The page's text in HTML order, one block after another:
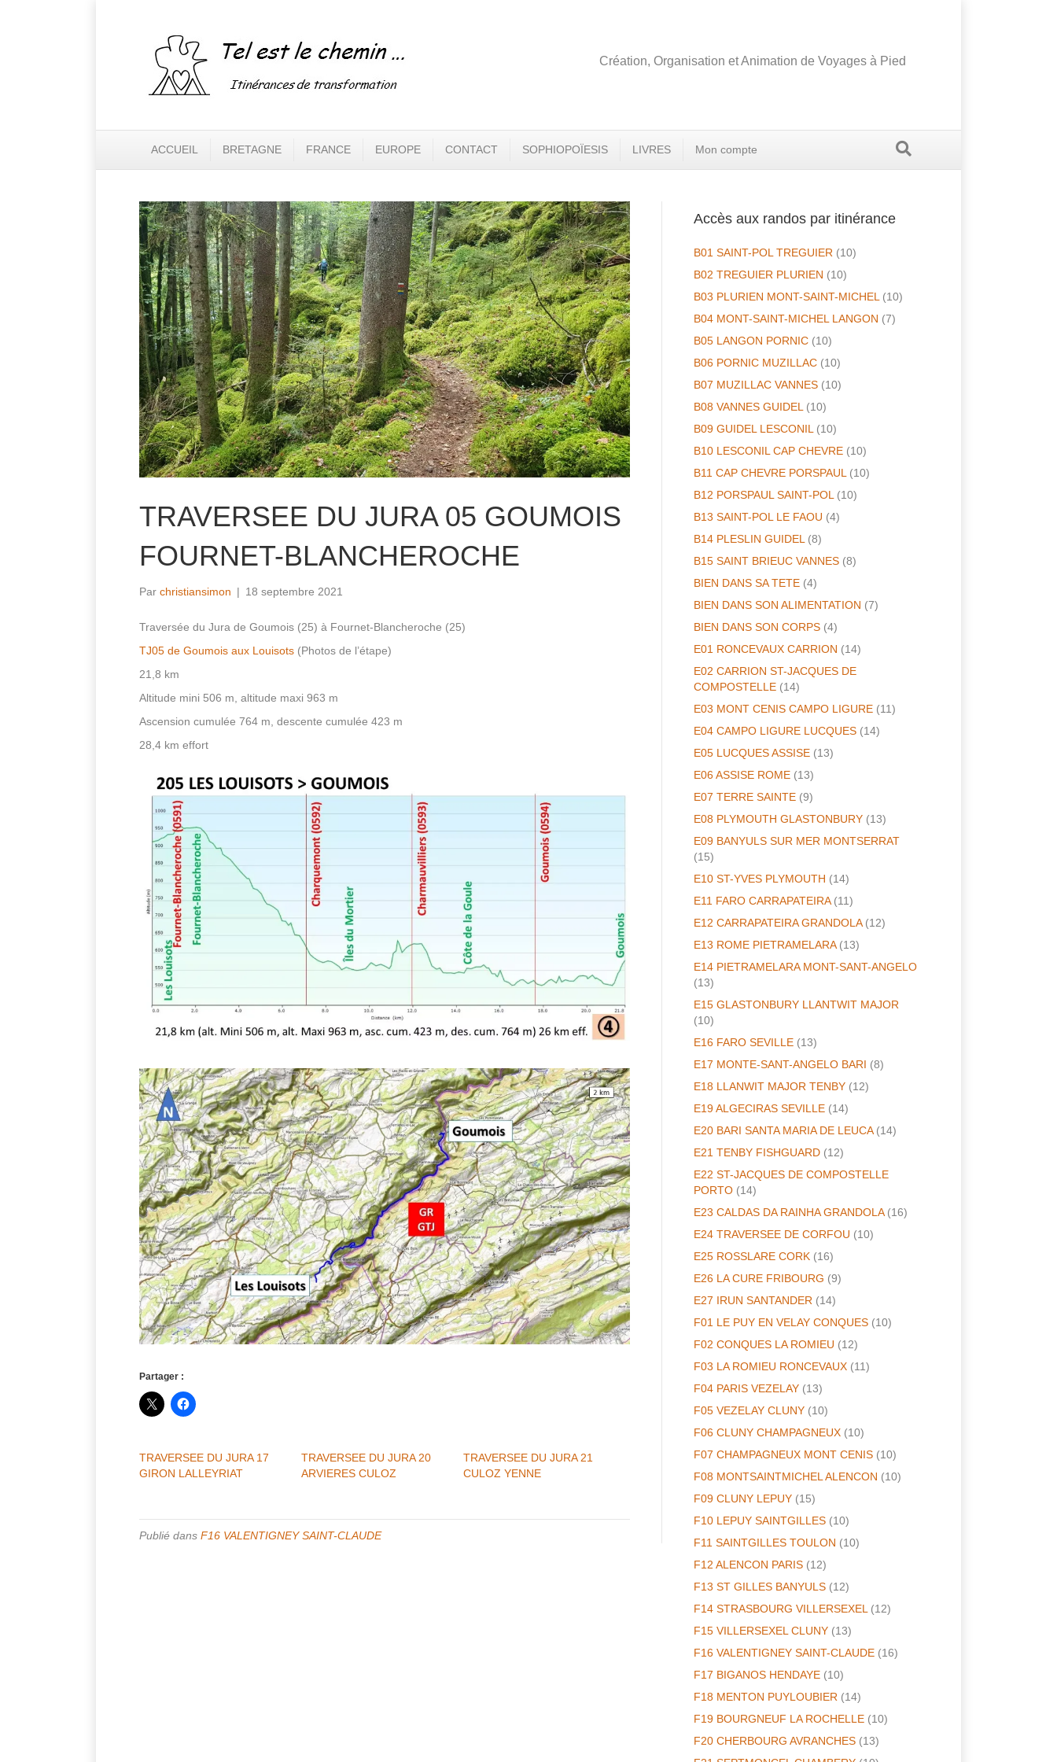
Création, Organisation et Animation de Voyages à Pied
ACCUEIL BRETAGNE FRANCE EUROPE CONTACT SOPHIOPOÏESIS LIVRES Mon compte
TRAVERSEE DU JURA 05 GOUMOIS
FOURNET-BLANCHEROCHE
Par christiansimon | 18 septembre 2021
Traversée du Jura de Goumois (25) à Fournet-Blancheroche (25)
TJ05 de Goumois aux Louisots (Photos de l’étape)
21,8 km
Altitude mini 506 m, altitude maxi 963 m
Ascension cumulée 764 m, descente cumulée 423 m
28,4 km effort
Partager :
TRAVERSEE DU JURA 17
GIRON LALLEYRIAT
TRAVERSEE DU JURA 20
ARVIERES CULOZ
TRAVERSEE DU JURA 21
CULOZ YENNE
Publié dans F16 VALENTIGNEY SAINT-CLAUDE
Accès aux randos par itinérance
B01 SAINT-POL TREGUIER (10)
B02 TREGUIER PLURIEN (10)
B03 PLURIEN MONT-SAINT-MICHEL (10)
B04 MONT-SAINT-MICHEL LANGON (7)
B05 LANGON PORNIC (10)
B06 PORNIC MUZILLAC (10)
B07 MUZILLAC VANNES (10)
B08 VANNES GUIDEL (10)
B09 GUIDEL LESCONIL (10)
B10 LESCONIL CAP CHEVRE (10)
B11 CAP CHEVRE PORSPAUL (10)
B12 PORSPAUL SAINT-POL (10)
B13 SAINT-POL LE FAOU (4)
B14 PLESLIN GUIDEL (8)
B15 SAINT BRIEUC VANNES (8)
BIEN DANS SA TETE (4)
BIEN DANS SON ALIMENTATION (7)
BIEN DANS SON CORPS (4)
E01 RONCEVAUX CARRION (14)
E02 CARRION ST-JACQUES DE
COMPOSTELLE (14)
E03 MONT CENIS CAMPO LIGURE (11)
E04 CAMPO LIGURE LUCQUES (14)
E05 LUCQUES ASSISE (13)
E06 ASSISE ROME (13)
E07 TERRE SAINTE (9)
E08 PLYMOUTH GLASTONBURY (13)
E09 BANYULS SUR MER MONTSERRAT
(15)
E10 ST-YVES PLYMOUTH (14)
E11 FARO CARRAPATEIRA(11)
E12 CARRAPATEIRA GRANDOLA(12)
E13 ROME PIETRAMELARA(13)
E14 PIETRAMELARA MONT-SANT-ANGELO
(13)
E15 GLASTONBURY LLANTWIT MAJOR
(10)
E16 FARO SEVILLE (13)
E17 MONTE-SANT-ANGELO BARI (8)
E18 LLANWIT MAJOR TENBY (12)
E19 ALGECIRAS SEVILLE (14)
E20 BARI SANTA MARIA DE LEUCA(14)
E21 TENBY FISHGUARD (12)
E22 ST-JACQUES DE COMPOSTELLE
PORTO (14)
E23 CALDAS DA RAINHA GRANDOLA(16)
E24 TRAVERSEE DE CORFOU (10)
E25 ROSSLARE CORK (16)
E26 LA CURE FRIBOURG (9)
E27 IRUN SANTANDER (14)
F01 LE PUY EN VELAY CONQUES (10)
F02 CONQUES LA ROMIEU (12)
F03 LA ROMIEU RONCEVAUX (11)
F04 PARIS VEZELAY (13)
F05 VEZELAY CLUNY (10)
F06 CLUNY CHAMPAGNEUX (10)
F07 CHAMPAGNEUX MONT CENIS (10)
F08 MONTSAINTMICHEL ALENCON (10)
F09 CLUNY LEPUY (15)
F10 LEPUY SAINTGILLES (10)
F11 SAINTGILLES TOULON (10)
F12 ALENCON PARIS (12)
F13 ST GILLES BANYULS (12)
F14 STRASBOURG VILLERSEXEL (12)
F15 VILLERSEXEL CLUNY (13)
F16 VALENTIGNEY SAINT-CLAUDE (16)
F17 BIGANOS HENDAYE (10)
F18 MENTON PUYLOUBIER (14)
F19 BOURGNEUF LA ROCHELLE (10)
F20 CHERBOURG AVRANCHES (13)